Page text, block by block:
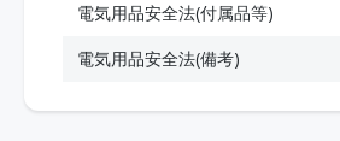
電気用品安全法(付属品等)
電気用品安全法(備考)